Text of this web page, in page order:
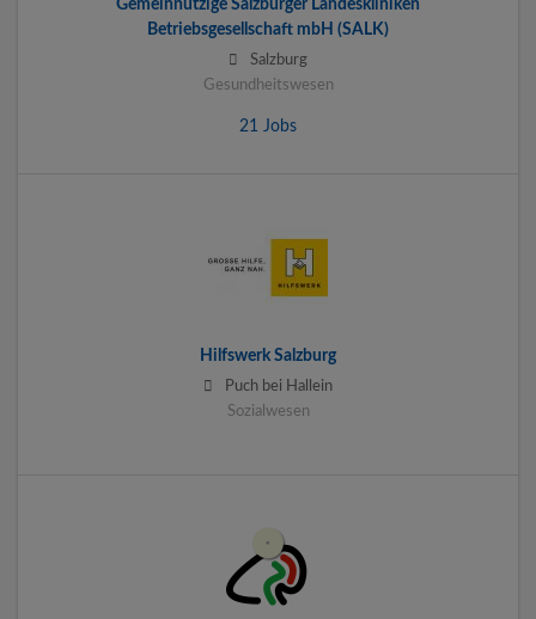
Gemeinnützige Salzburger Landeskliniken
Betriebsgesellschaft mbH (SALK)
Salzburg
Gesundheitswesen
21 Jobs
Hilfswerk Salzburg
Puch bei Hallein
Sozialwesen